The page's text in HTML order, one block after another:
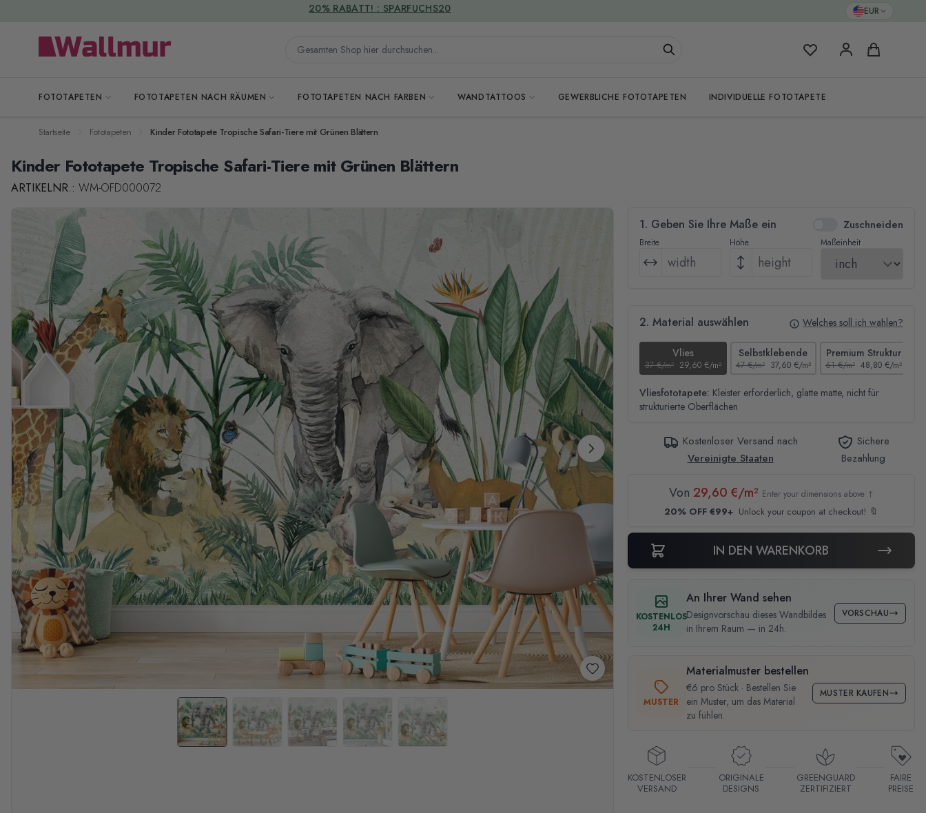
EUR
Gesamten Shop hier durchsuchen... Meine FavoritenWarenkorb
FOTOTAPETEN FOTOTAPETEN NACH RÄUMEN FOTOTAPETEN NACH FARBEN WANDTATTOOS GEWERBLICHE FOTOTAPETEN INDIVIDUELLE FOTOTAPETE
VERSANDKOSTENFREI
Startseite Fototapeten Kinder Fototapete Tropische Safari-Tiere mit Grünen Blättern
Kinder Fototapete Tropische Safari-Tiere mit Grünen Blättern
ARTIKELNR.: WM-OFD000072
1. Geben Sie Ihre Maße ein Zuschneiden
Breite Höhe Maßeinheit
2. Material auswählen Welches soll ich wählen?
Vlies
37 €/m² 29,60 €/m²
Selbstklebende
47 €/m² 37,60 €/m²
Premium Struktur
61 €/m² 48,80 €/m²
Vliesfototapete: Kleister erforderlich, glatte matte, nicht für
strukturierte Oberflächen
Kostenloser Versand nach
Vereinigte Staaten
Sichere
Bezahlung
Von 29,60 €/m² Enter your dimensions above ↑
20% OFF €99+ Unlock your coupon at checkout! 🔖
IN DEN WARENKORB
KOSTENLOS
24H
An Ihrer Wand sehen
Designvorschau dieses Wandbildes
in Ihrem Raum — in 24h.
VORSCHAU
MUSTER
Materialmuster bestellen
€6 pro Stück · Bestellen Sie
ein Muster, um das Material
zu fühlen.
MUSTER KAUFEN
KOSTENLOSER
VERSAND
ORIGINALE
DESIGNS
GREENGUARD
ZERTIFIZIERT
FAIRE
PREISE